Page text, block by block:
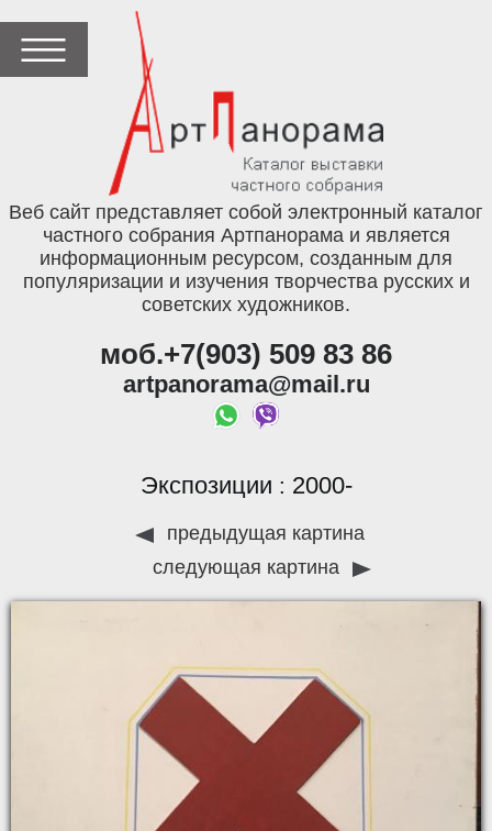
Веб сайт представляет собой электронный каталог
частного собрания Артпанорама и является
информационным ресурсом, созданным для
популяризации и изучения творчества русских и
советских художников.
моб.+7(903) 509 83 86
artpanorama@mail.ru
Экспозиции : 2000-
предыдущая картина
следующая картина